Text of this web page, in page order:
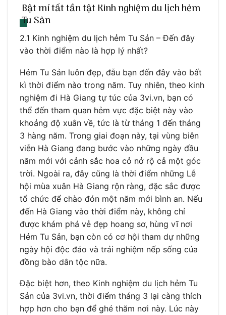
Bật mí tất tần tật Kinh nghiệm du lịch hẻm
Tu Sản
2.1 Kinh nghiệm du lịch hẻm Tu Sản – Đến đây
vào thời điểm nào là hợp lý nhất?
Hẻm Tu Sản luôn đẹp, đẫu bạn đến đây vào bất
kì thời điểm nào trong năm. Tuy nhiên, theo kinh
nghiệm đi Hà Giang tự túc của 3vi.vn, bạn có
thể đến tham quan hẻm vực đặc biệt này vào
khoảng độ xuân về, tức là từ tháng 1 đến tháng
3 hàng năm. Trong giai đoạn này, tại vùng biên
viễn Hà Giang đang bước vào những ngày đầu
năm mới với cảnh sắc hoa cỏ nở rộ cả một góc
trời. Ngoài ra, đây cũng là thời điểm những Lễ
hội mùa xuân Hà Giang rộn ràng, đặc sắc được
tổ chức để chào đón một năm mới bình an. Nếu
đến Hà Giang vào thời điểm này, không chỉ
được khám phá vẻ đẹp hoang sơ, hùng vĩ nơi
Hẻm Tu Sản, bạn còn có cơ hội tham dự những
ngày hội độc đáo và trải nghiệm nếp sống của
đồng bào dân tộc nữa.
Đặc biệt hơn, theo Kinh nghiệm du lịch hẻm Tu
Sản của 3vi.vn, thời điểm tháng 3 lại càng thích
hợp hơn cho bạn để ghé thăm nơi này. Lúc này